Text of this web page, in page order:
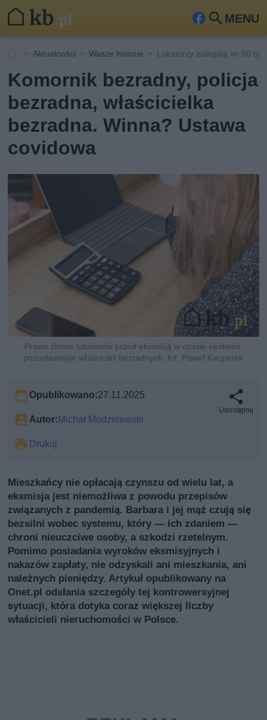
MENU
Fa
ook
Szu
Aktualności Wasze historie Lokatorzy zalegają im 80
Komornik bezradny, policja
bezradna, właścicielka
bezradna. Winna? Ustawa
covidowa
Prawo chroni lokatorów przed eksmisją w czasie epidemii,
pozostawiając właścicieli bezradnych, fot. Paweł Kacperek
Opublikowano:27.11.2025
Autor:Michał Modzelewski
Drukuj
Udostępnij
Mieszkańcy nie opłacają czynszu od wielu lat, a
eksmisja jest niemożliwa z powodu przepisów
związanych z pandemią. Barbara i jej mąż czują się
bezsilni wobec systemu, który — ich zdaniem —
chroni nieuczciwe osoby, a szkodzi rzetelnym.
Pomimo posiadania wyroków eksmisyjnych i
nakazów zapłaty, nie odzyskali ani mieszkania, ani
należnych pieniędzy. Artykuł opublikowany na
Onet.pl odsłania szczegóły tej kontrowersyjnej
sytuacji, która dotyka coraz większej liczby
właścicieli nieruchomości w Polsce.